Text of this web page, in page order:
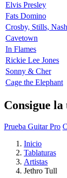
Elvis Presley
Fats Domino
Crosby, Stills,
Cavetown
In Flames
Rickie Lee Jones
Sonny & Cher
Cage the Elephant
Consigue
Prueba Guitar Pro
Inicio
Tablaturas
Artistas
Jethro Tull